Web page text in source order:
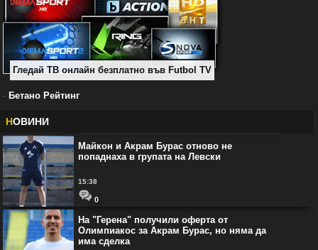
Гледай ТВ онлайн безплатно във Futbol TV
- Бетано Рейтинг
НОВИНИ
Майкон и Акрам Бурас отново не
попаднаха в групата на Левски
15:38
0
На "Герена" получили оферта от
Олимпиакос за Акрам Бурас, но няма да
има сделка